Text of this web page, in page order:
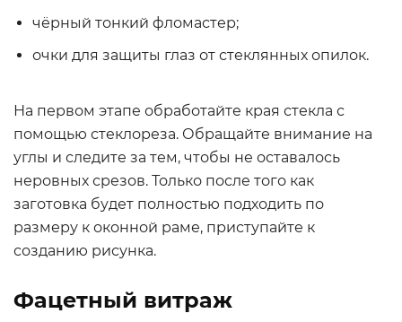
чёрный тонкий фломастер;
очки для защиты глаз от стеклянных опилок.
На первом этапе обработайте края стекла с
помощью стеклореза. Обращайте внимание на
углы и следите за тем, чтобы не оставалось
неровных срезов. Только после того как
заготовка будет полностью подходить по
размеру к оконной раме, приступайте к
созданию рисунка.
Фацетный витраж